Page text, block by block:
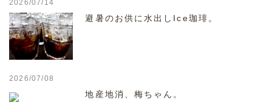
2026/07/14
避暑のお供に水出しIce珈琲。
2026/07/08
地産地消、梅ちゃん。